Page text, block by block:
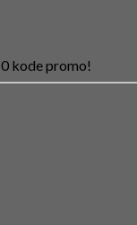
kode promo!